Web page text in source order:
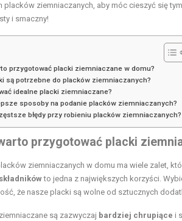
placków ziemniaczanych, aby móc cieszyć się
i smaczny!
przygotować placki ziemniaczane w domu?
są potrzebne do placków ziemniaczanych?
idealne placki ziemniaczane?
sposoby na podanie placków ziemniaczanych?
błędy przy robieniu placków ziemniaczanych?
przygotować placki
ziemniaczanych w domu ma wiele zalet,
to jedna z największych korzyści.
że nasze placki są wolne od sztucznych
są zazwyczaj bardziej chrupiące i